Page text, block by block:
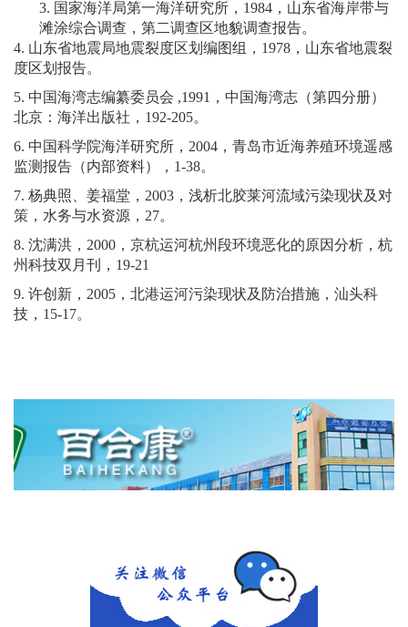
3. 国家海洋局第一海洋研究所，1984，山东省海岸带与
滩涂综合调查，第二调查区地貌调查报告。
4. 山东省地震局地震裂度区划编图组，1978，山东省地震裂
度区划报告。
5. 中国海湾志编纂委员会 ,1991，中国海湾志（第四分册）
北京：海洋出版社，192-205。
6. 中国科学院海洋研究所，2004，青岛市近海养殖环境遥感
监测报告（内部资料），1-38。
7. 杨典照、姜福堂，2003，浅析北胶莱河流域污染现状及对
策，水务与水资源，27。
8. 沈满洪，2000，京杭运河杭州段环境恶化的原因分析，杭
州科技双月刊，19-21
9. 许创新，2005，北港运河污染现状及防治措施，汕头科
技，15-17。